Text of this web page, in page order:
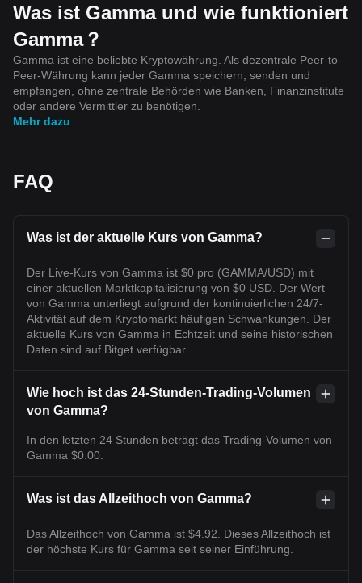
Was ist Gamma und wie funktioniert
Gamma？
Gamma ist eine beliebte Kryptowährung. Als dezentrale Peer-to-
Peer-Währung kann jeder Gamma speichern, senden und
empfangen, ohne zentrale Behörden wie Banken, Finanzinstitute
oder andere Vermittler zu benötigen.
Mehr dazu
FAQ
Was ist der aktuelle Kurs von Gamma?
Der Live-Kurs von Gamma ist $0 pro (GAMMA/USD) mit
einer aktuellen Marktkapitalisierung von $0 USD. Der Wert
von Gamma unterliegt aufgrund der kontinuierlichen 24/7-
Aktivität auf dem Kryptomarkt häufigen Schwankungen. Der
aktuelle Kurs von Gamma in Echtzeit und seine historischen
Daten sind auf Bitget verfügbar.
Wie hoch ist das 24-Stunden-Trading-Volumen
von Gamma?
In den letzten 24 Stunden beträgt das Trading-Volumen von
Gamma $0.00.
Was ist das Allzeithoch von Gamma?
Das Allzeithoch von Gamma ist $4.92. Dieses Allzeithoch ist
der höchste Kurs für Gamma seit seiner Einführung.